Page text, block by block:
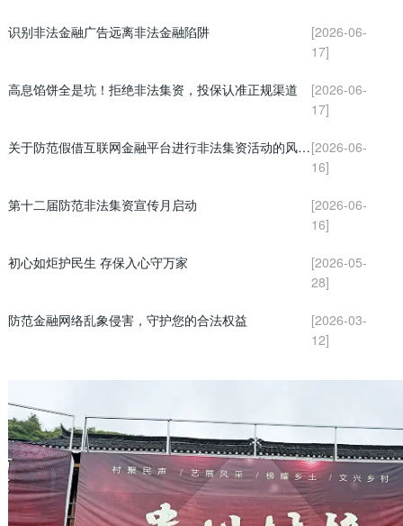
识别非法金融广告远离非法金融陷阱
[2026-06-
17]
高息馅饼全是坑！拒绝非法集资，投保认准正规渠道
[2026-06-
17]
关于防范假借互联网金融平台进行非法集资活动的风险提示[2026-06-
16]
第十二届防范非法集资宣传月启动
[2026-06-
16]
初心如炬护民生 存保入心守万家
[2026-05-
28]
防范金融网络乱象侵害，守护您的合法权益
[2026-03-
12]